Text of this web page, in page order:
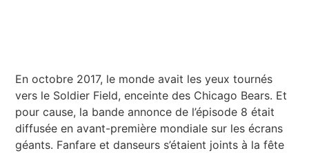
En octobre 2017, le monde avait les yeux tournés
vers le Soldier Field, enceinte des Chicago Bears. Et
pour cause, la bande annonce de l’épisode 8 était
diffusée en avant-première mondiale sur les écrans
géants. Fanfare et danseurs s’étaient joints à la fête